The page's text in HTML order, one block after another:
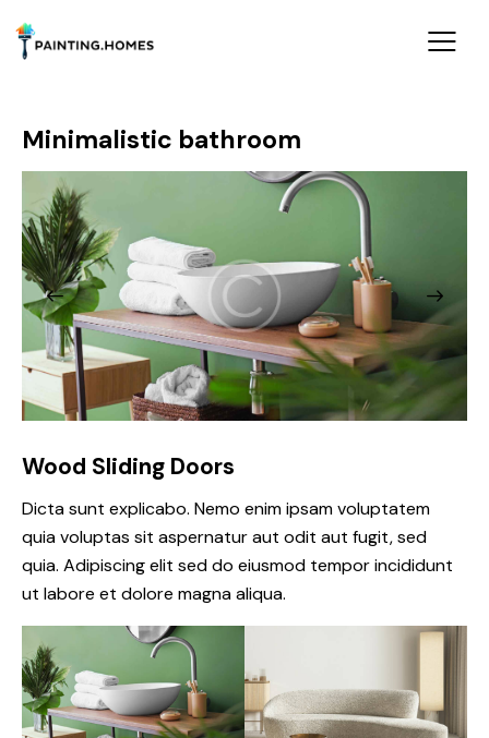
Minimalistic bathroom
Wood Sliding Doors
Dicta sunt explicabo. Nemo enim ipsam voluptatem
quia voluptas sit aspernatur aut odit aut fugit, sed
quia. Adipiscing elit sed do eiusmod tempor incididunt
ut labore et dolore magna aliqua.